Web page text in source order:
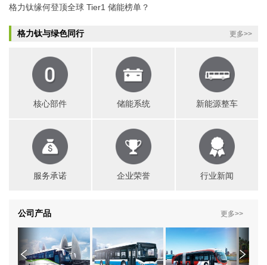
格力钛缘何登顶全球 Tier1 储能榜单？
格力钛与绿色同行 更多>>
核心部件 储能系统 新能源整车
服务承诺 企业荣誉 行业新闻
公司产品 更多>>